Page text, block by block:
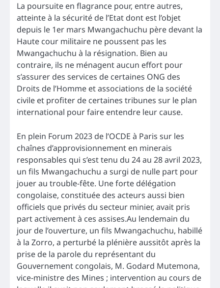
La poursuite en flagrance pour, entre autres,
atteinte à la sécurité de l’Etat dont est l’objet
depuis le 1er mars Mwangachuchu père devant la
Haute cour militaire ne poussent pas les
Mwangachuchu à la résignation. Bien au
contraire, ils ne ménagent aucun effort pour
s’assurer des services de certaines ONG des
Droits de l’Homme et associations de la société
civile et profiter de certaines tribunes sur le plan
international pour faire entendre leur cause.
En plein Forum 2023 de l’OCDE à Paris sur les
chaînes d’approvisionnement en minerais
responsables qui s’est tenu du 24 au 28 avril 2023,
un fils Mwangachuchu a surgi de nulle part pour
jouer au trouble-fête. Une forte délégation
congolaise, constituée des acteurs aussi bien
officiels que privés du secteur minier, avait pris
part activement à ces assises.Au lendemain du
jour de l’ouverture, un fils Mwangachuchu, habillé
à la Zorro, a perturbé la plénière aussitôt après la
prise de la parole du représentant du
Gouvernement congolais, M. Godard Mutemona,
vice-ministre des Mines ; intervention au cours de